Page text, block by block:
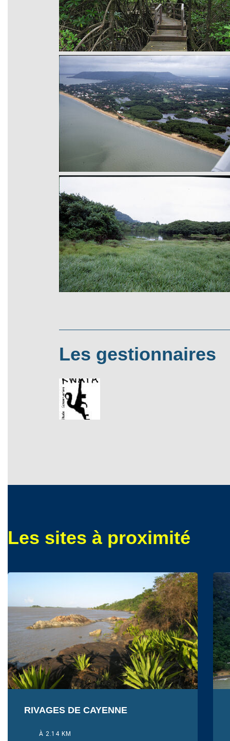
Les gestionnaires
Les sites à proximité
RIVAGES DE CAYENNE
À 2.14 KM